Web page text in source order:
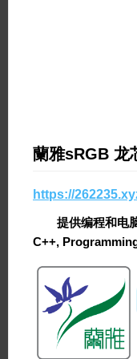
蘭雅sRGB 龙
https://
提供编程和电
C++,